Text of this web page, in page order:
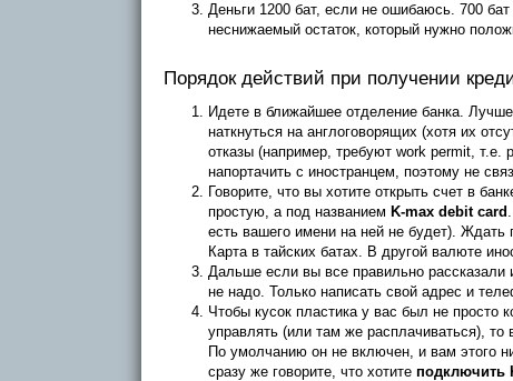
Деньги 1200 бат, если не ошибаюсь. 700
неснижаемый остаток, который нужно
Порядок действий при получении
Идете в ближайшее отделение банка.
наткнуться на англоговорящих (хотя их
отказы (например, требуют work permit, т.е.
напортачить с иностранцем, поэтому не
Говорите, что вы хотите открыть счет в
простую, а под названием K-max debit card
есть вашего имени на ней не будет). Ждать
Карта в тайских батах. В другой валюте
Дальше если вы все правильно рассказали
не надо. Только написать свой адрес и
Чтобы кусок пластика у вас был не
управлять (или там же расплачиваться),
По умолчанию он не включен, и вам этого
сразу же говорите, что хотите подключить